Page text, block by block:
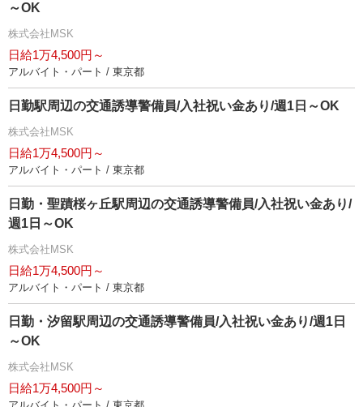
～OK
株式会社MSK
日給1万4,500円～
アルバイト・パート / 東京都
日勤駅周辺の交通誘導警備員/入社祝い金あり/週1日～OK
株式会社MSK
日給1万4,500円～
アルバイト・パート / 東京都
日勤・聖蹟桜ヶ丘駅周辺の交通誘導警備員/入社祝い金あり/
週1日～OK
株式会社MSK
日給1万4,500円～
アルバイト・パート / 東京都
日勤・汐留駅周辺の交通誘導警備員/入社祝い金あり/週1日
～OK
株式会社MSK
日給1万4,500円～